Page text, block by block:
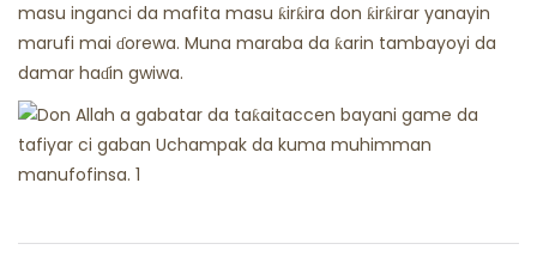
masu inganci da mafita masu ƙirƙira don ƙirƙirar yanayin
marufi mai ɗorewa. Muna maraba da ƙarin tambayoyi da
damar haɗin gwiwa.